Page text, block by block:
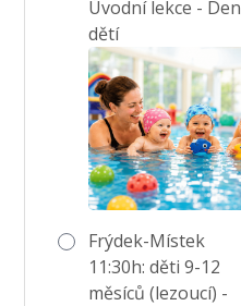
Úvodní lekce - Den
dětí
Frýdek-Místek
11:30h: děti 9-12
měsíců (lezoucí) -